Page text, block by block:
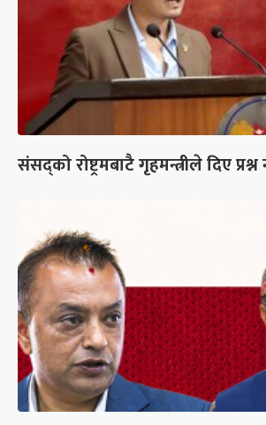
संसद्को रोष्ट्रमबाटै गृहमन्त्रीले दिए